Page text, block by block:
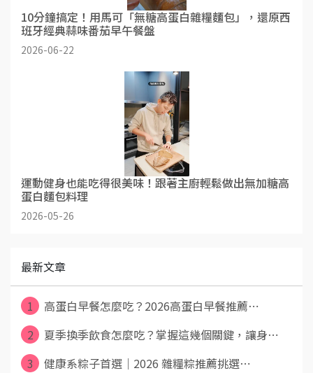
10分鐘搞定！用馬可「無糖高蛋白雜糧麵包」，還原西
班牙經典蒜味番茄早午餐盤
2026-06-22
運動健身也能吃得很美味！跟著主廚輕鬆做出無加糖高
蛋白麵包料理
2026-05-26
最新文章
1
高蛋白早餐怎麼吃？2026高蛋白早餐推薦⋯
2
夏季換季飲食怎麼吃？掌握這幾個關鍵，讓身⋯
3
健康系粽子首選｜2026 雜糧粽推薦挑選⋯